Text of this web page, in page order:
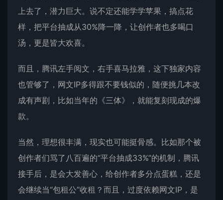
上去了，潜力巨大。说不定还能学学苹果，搞点花
样，把平台抽成从30%降一降，让创作者也多喝口
汤，更是皆大欢喜。
而且，腾讯左手阅文，右手喜马拉雅，这下独家内容
也管够了，网文IP多得跟不要钱似的，随便挑几本改
成有声剧，比如当年的《三体》，就能复刻现成的爆
款。
当然，理想很丰满，现实也可能挺骨感。比如那个被
创作者们骂了八百遍的“平台抽成33%”的机制，腾讯
接手后，是会大发善心，给创作者多分点蛋糕，还是
会继续当“包租公”收租？而且，过度依赖网文IP，是